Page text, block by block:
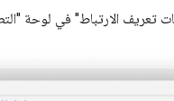
تعريف الارتباط" في لوحة